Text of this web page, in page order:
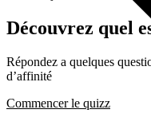
Découvrez quel
Répondez a quelques
d’affinité
Commencer le quizz